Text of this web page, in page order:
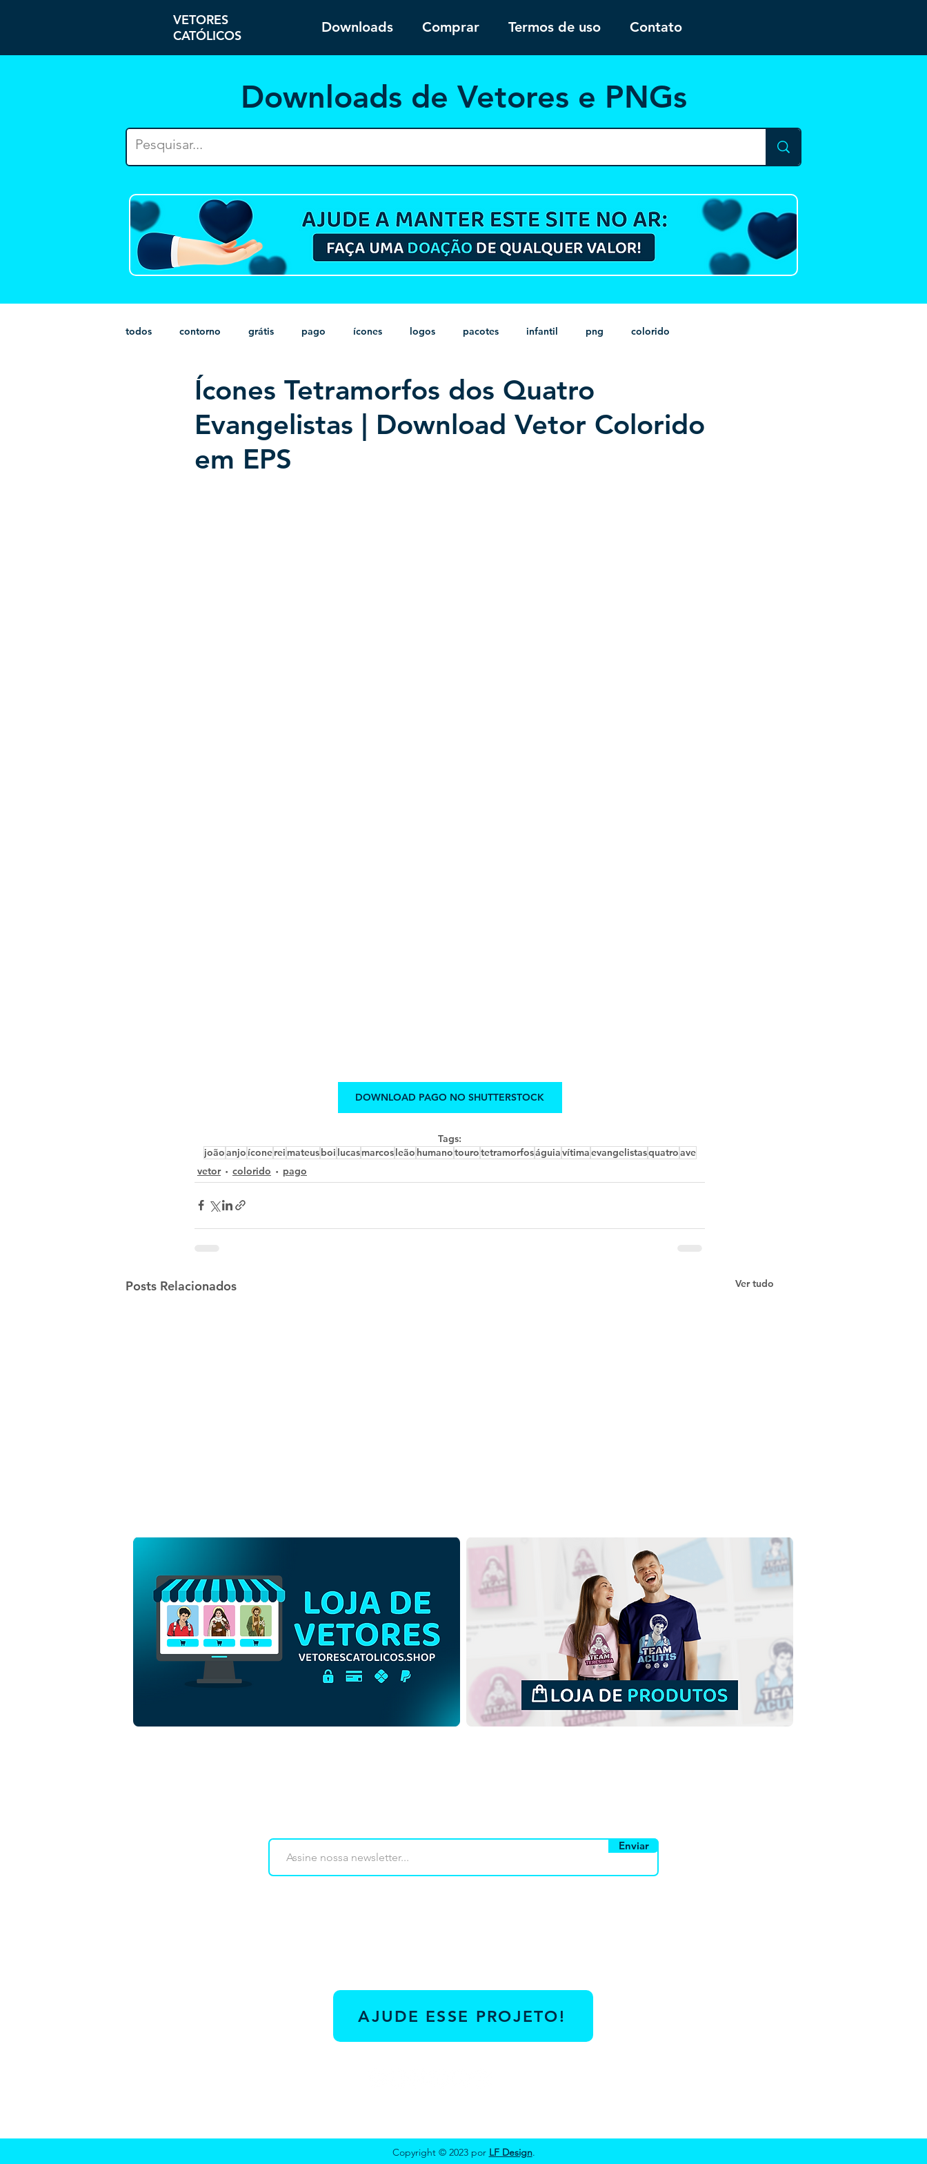
VETORES
CATÓLICOS
Downloads Comprar Termos de uso Contato
Downloads de Vetores e PNGs
todos contorno grátis pago ícones logos pacotes infantil png colorido
monocromático vetor estampas sem fundo HD minimalista psd
Ícones Tetramorfos dos Quatro
Evangelistas | Download Vetor Colorido
em EPS
DOWNLOAD PAGO NO SHUTTERSTOCK
Tags:
joãoanjo íconerei mateusboi lucasmarcosleão humanotourotetramorfoságuiavítimaevangelistasquatroave
vetor
colorido pago
Posts Relacionados Ver tudo
Ícones Tetramorfos dos
Quatro Evangelistas |
Download Grátis Vetor
Ícones Tetramorfos dos
Quatro Evangelistas |
Download Grátis Ilustração
Monocromática em PNG
Ícones Tetramorfos dos
Quatro Evangelistas |
Download Grátis Ilustração
Contorno sem fundo em
PNG
Enviar
AJUDE ESSE PROJETO!
Copyright © 2023 por LF Design.